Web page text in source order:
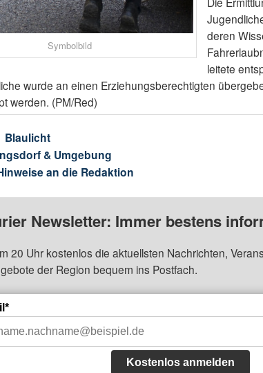
Symbolbild
deren
leitete
wurde an einen Erziehungsberechtigten
werden. (PM/Red)
Blaulicht
& Umgebung
an die Redaktion
Newsletter: Immer bestens
20 Uhr kostenlos die aktuellsten Nachrichten,
der Region bequem ins Postfach.
Kostenlos anmelden